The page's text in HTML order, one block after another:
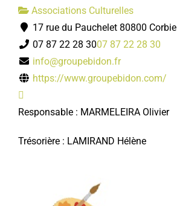
Associations Culturelles
17 rue du Pauchelet 80800 Corbie
07 87 22 28 3007 87 22 28 30
info@groupebidon.fr
https://www.groupebidon.com/
Responsable : MARMELEIRA Olivier
Trésorière : LAMIRAND Hélène